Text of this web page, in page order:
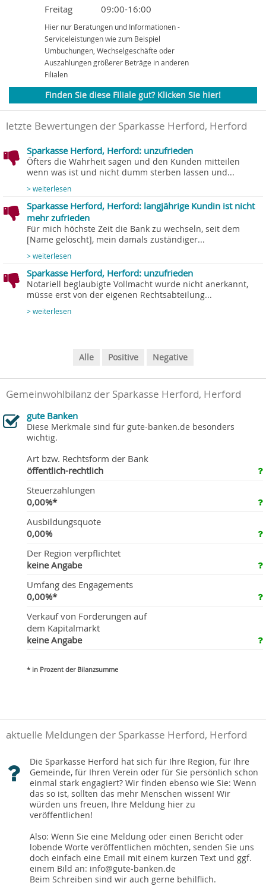
Freitag
09:00-16:00
Hier nur Beratungen und Informationen -
Serviceleistungen wie zum Beispiel
Umbuchungen, Wechselgeschäfte oder
Auszahlungen größerer Beträge in anderen
Filialen
Finden Sie diese Filiale gut? Klicken Sie hier!
letzte Bewertungen der Sparkasse Herford, Herford
Sparkasse Herford, Herford: unzufrieden
Öfters die Wahrheit sagen und den Kunden mitteilen
wenn was ist und nicht dumm sterben lassen und...
> weiterlesen
Sparkasse Herford, Herford: langjährige Kundin ist nicht
mehr zufrieden
Für mich höchste Zeit die Bank zu wechseln, seit dem
[Name gelöscht], mein damals zuständiger...
> weiterlesen
Sparkasse Herford, Herford: unzufrieden
Notariell beglaubigte Vollmacht wurde nicht anerkannt,
müsse erst von der eigenen Rechtsabteilung...
> weiterlesen
Alle Positive Negative
Gemeinwohlbilanz der Sparkasse Herford, Herford
gute Banken
Diese Merkmale sind für gute-banken.de besonders
wichtig.
Art bzw. Rechtsform der Bank
öffentlich-rechtlich
Steuerzahlungen
0,00%*
Ausbildungsquote
0,00%
Der Region verpflichtet
keine Angabe
Umfang des Engagements
0,00%*
Verkauf von Forderungen auf
dem Kapitalmarkt
keine Angabe
* in Prozent der Bilanzsumme
aktuelle Meldungen der Sparkasse Herford, Herford
Die Sparkasse Herford hat sich für Ihre Region, für Ihre
Gemeinde, für Ihren Verein oder für Sie persönlich schon
einmal stark engagiert? Wir finden ebenso wie Sie: Wenn
das so ist, sollten das mehr Menschen wissen! Wir
würden uns freuen, Ihre Meldung hier zu
veröffentlichen!
Also: Wenn Sie eine Meldung oder einen Bericht oder
lobende Worte veröffentlichen möchten, senden Sie uns
doch einfach eine Email mit einem kurzen Text und ggf.
einem Bild an: info@gute-banken.de
Beim Schreiben sind wir auch gerne behilflich.